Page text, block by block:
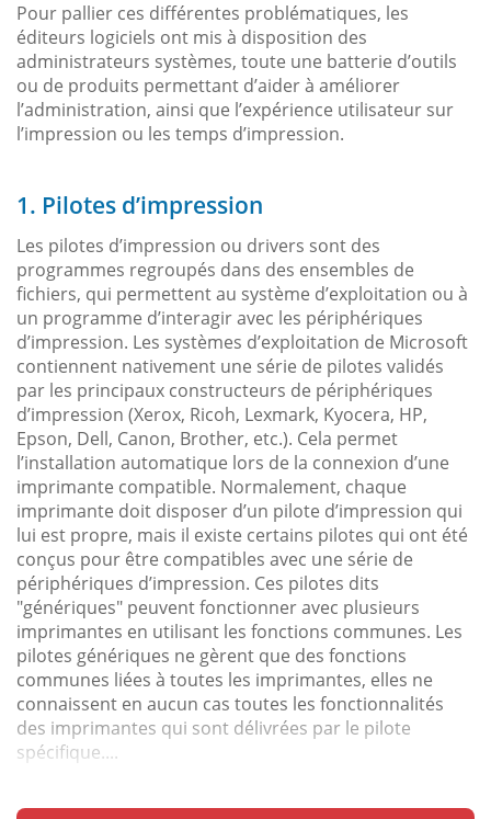
Pour pallier ces différentes problématiques, les
éditeurs logiciels ont mis à disposition des
administrateurs systèmes, toute une batterie d’outils
ou de produits permettant d’aider à améliorer
l’administration, ainsi que l’expérience utilisateur sur
l’impression ou les temps d’impression.
1. Pilotes d’impression
Les pilotes d’impression ou drivers sont des
programmes regroupés dans des ensembles de
fichiers, qui permettent au système d’exploitation ou à
un programme d’interagir avec les périphériques
d’impression. Les systèmes d’exploitation de Microsoft
contiennent nativement une série de pilotes validés
par les principaux constructeurs de périphériques
d’impression (Xerox, Ricoh, Lexmark, Kyocera, HP,
Epson, Dell, Canon, Brother, etc.). Cela permet
l’installation automatique lors de la connexion d’une
imprimante compatible. Normalement, chaque
imprimante doit disposer d’un pilote d’impression qui
lui est propre, mais il existe certains pilotes qui ont été
conçus pour être compatibles avec une série de
périphériques d’impression. Ces pilotes dits
"génériques" peuvent fonctionner avec plusieurs
imprimantes en utilisant les fonctions communes. Les
pilotes génériques ne gèrent que des fonctions
communes liées à toutes les imprimantes, elles ne
connaissent en aucun cas toutes les fonctionnalités
des imprimantes qui sont délivrées par le pilote
spécifique....